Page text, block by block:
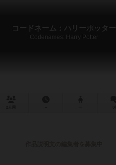
コードネーム：ハリーポッター
Codenames: Harry Potter